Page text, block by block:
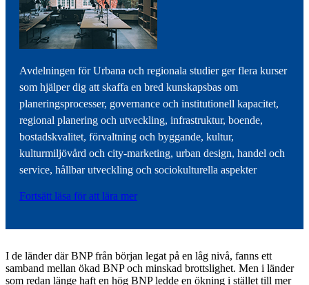
Avdelningen för Urbana och regionala studier ger flera kurser
som hjälper dig att skaffa en bred kunskapsbas om
planeringsprocesser, governance och institutionell kapacitet,
regional planering och utveckling, infrastruktur, boende,
bostadskvalitet, förvaltning och byggande, kultur,
kulturmiljövård och city-marketing, urban design, handel och
service, hållbar utveckling och sociokulturella aspekter
Fortsätt läsa för att lära mer
I de länder där BNP från början legat på en låg nivå, fanns ett
samband mellan ökad BNP och minskad brottslighet. Men i länder
som redan länge haft en hög BNP ledde en ökning i stället till mer